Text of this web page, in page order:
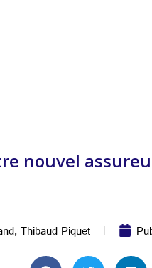
nouvel
,Thibaud Piquet